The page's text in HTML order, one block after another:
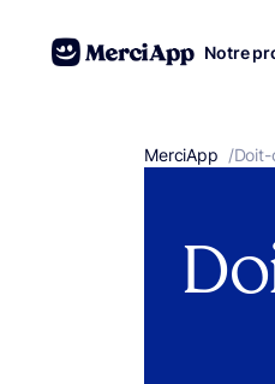
Aller au contenu
Notre
MerciApp /Doit-